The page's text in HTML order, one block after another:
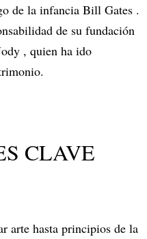
de la infancia Bill Gates .
de su fundación
, quien ha ido
CLAVE
arte hasta principios de la